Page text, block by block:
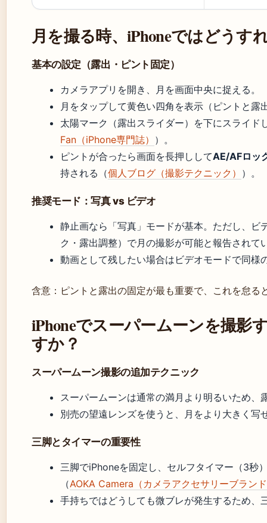
月を撮る時、iPhoneではどうす
基本の設定（露出・ピント固定）
カメラアプリを開き、月を画面中央に捉える。
月をタップして黄色い四角を表示（ピントと露
太陽マーク（露出スライダー）を下にスライ
Fan（iPhone専門誌） ）。
ピントが合ったら画面を長押ししてAE/AFロッ
持される（個人ブログ（撮影テクニック） ）。
推奨モード：写真 vs ビデオ
静止画なら「写真」モードが基本。ただし、
ク・露出調整）で月の撮影が可能と報告されて
動画として残したい場合はビデオモードで同様
含意：ピントと露出の固定が最も重要で、これを怠る
iPhoneでスーパームーンを撮影
すか？
スーパームーン撮影の追加テクニック
スーパームーンは通常の満月より明るいため
別売の望遠レンズを使うと、月をより大きく写
三脚とタイマーの重要性
三脚でiPhoneを固定し、セルフタイマー（3秒
（AOKA Camera（カメラアクセサリーブラン
手持ちではどうしても微ブレが発生するため、